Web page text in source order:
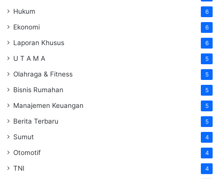
Hukum 6
Ekonomi 6
Laporan Khusus 6
U T A M A 5
Olahraga & Fitness 5
Bisnis Rumahan 5
Manajemen Keuangan 5
Berita Terbaru 5
Sumut 4
Otomotif 4
TNI 4